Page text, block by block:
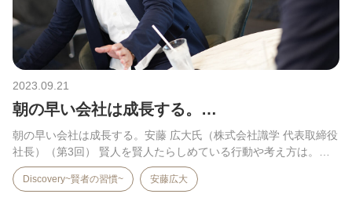
2023.09.21
朝の早い会社は成長する。…
朝の早い会社は成長する。安藤 広大氏（株式会社識学 代表取締役
社長）（第3回） 賢人を賢人たらしめている行動や考え方は。…
Discovery~賢者の習慣~ 安藤広大